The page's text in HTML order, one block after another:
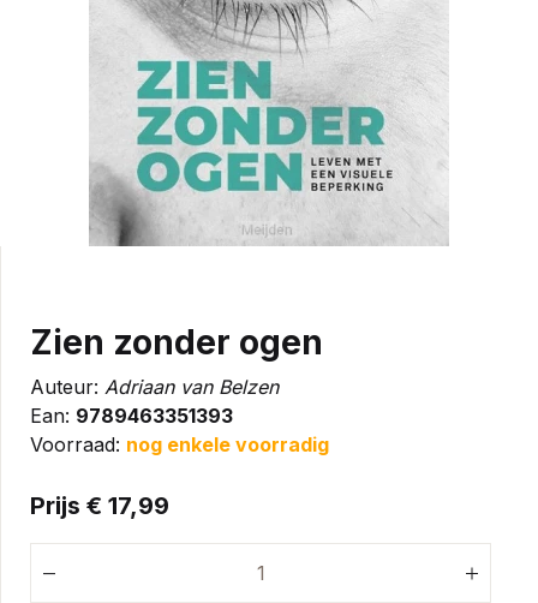
Zien zonder ogen
Auteur: Adriaan van Belzen
Ean: 9789463351393
Voorraad: nog enkele voorradig
Prijs € 17,99